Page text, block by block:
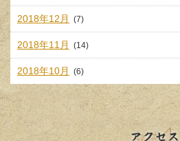
2018年12月 (7)
2018年11月 (14)
2018年10月 (6)
アクセス